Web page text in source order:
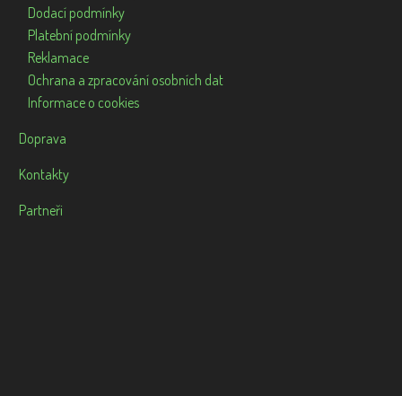
Dodací podmínky
Platební podmínky
Reklamace
Ochrana a zpracování osobních dat
Informace o cookies
Doprava
Kontakty
Partneři